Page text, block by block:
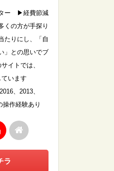
ー ▶︎経費節減
くの方が手探り
たりにし、「自
」との思いでブ
イトでは、
ています
、2013、
操作経験あり
ラ